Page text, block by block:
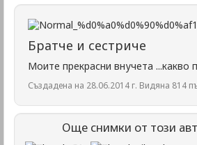
Братче и сестриче
Моите прекрасни внучета
Създадена на 28.06.2014 г. Видяна 814
Още снимки от този